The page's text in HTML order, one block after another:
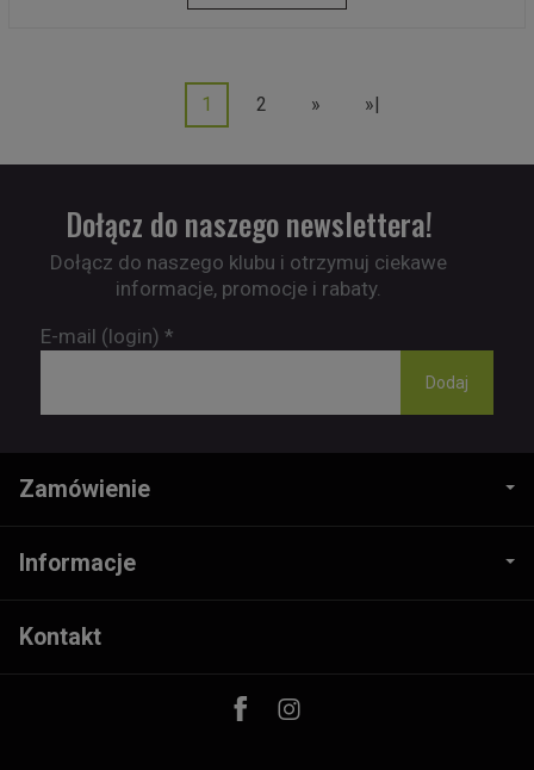
1 2 » »|
Dołącz do naszego newslettera!
Dołącz do naszego klubu i otrzymuj ciekawe
informacje, promocje i rabaty.
E-mail (login) *
Zamówienie
Informacje
Kontakt